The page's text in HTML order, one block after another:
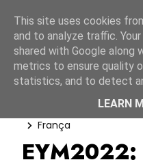
Eurovision Young
França
EYM2022:
This site uses cookies
and to analyze traffic.
shared with Google along
metrics to ensure quality
statistics, and to detect
LEARN